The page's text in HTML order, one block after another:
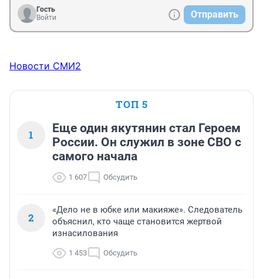
Гость
Войти
Отправить
Новости СМИ2
ТОП 5
1
Еще один якутянин стал Героем
России. Он служил в зоне СВО с
самого начала
1 607 Обсудить
2
«Дело не в юбке или макияже». Следователь
объяснил, кто чаще становится жертвой
изнасилования
1 453 Обсудить